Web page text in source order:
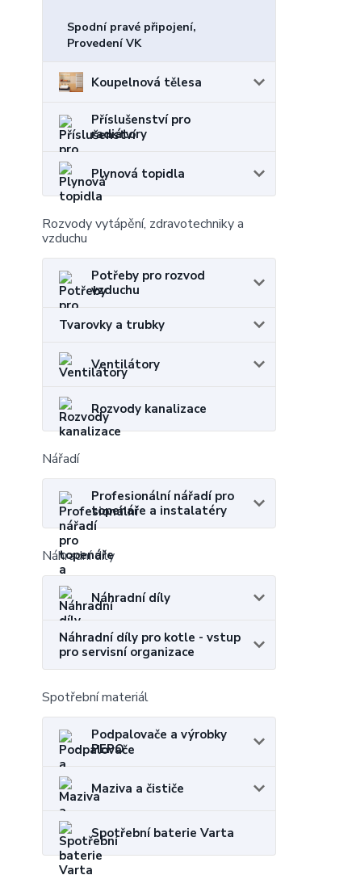
Spodní pravé připojení,
Provedení VK
Koupelnová tělesa
Příslušenství pro
radiátory
Plynová topidla
Rozvody vytápění, zdravotechniky a
vzduchu
Potřeby pro rozvod
vzduchu
Tvarovky a trubky
Ventilátory
Rozvody kanalizace
Nářadí
Profesionální nářadí pro
topenáře a instalatéry
Náhradní díly
Náhradní díly
Náhradní díly pro kotle - vstup
pro servisní organizace
Spotřební materiál
Podpalovače a výrobky
PEPO
Maziva a čističe
Spotřební baterie Varta